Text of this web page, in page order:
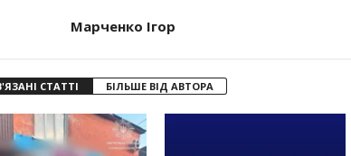
Марченко Ігор
СТАТТІ БІЛЬШЕ ВІД АВТОРА